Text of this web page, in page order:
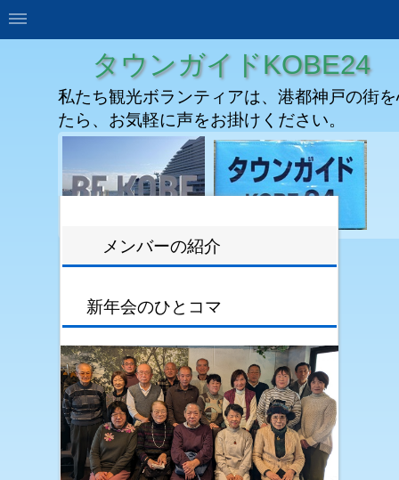
タウンガイドKOBE24
私たち観光ボランティアは、港都神戸の街
たら、お気軽に声をお掛けください。
メンバーの紹介
新年会のひとコマ